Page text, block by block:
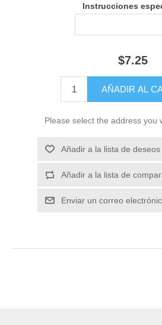
Instrucciones
$7.25
Please select the address you